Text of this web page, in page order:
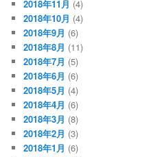
2018年11月 (4)
2018年10月 (4)
2018年9月 (6)
2018年8月 (11)
2018年7月 (5)
2018年6月 (6)
2018年5月 (4)
2018年4月 (6)
2018年3月 (8)
2018年2月 (3)
2018年1月 (6)